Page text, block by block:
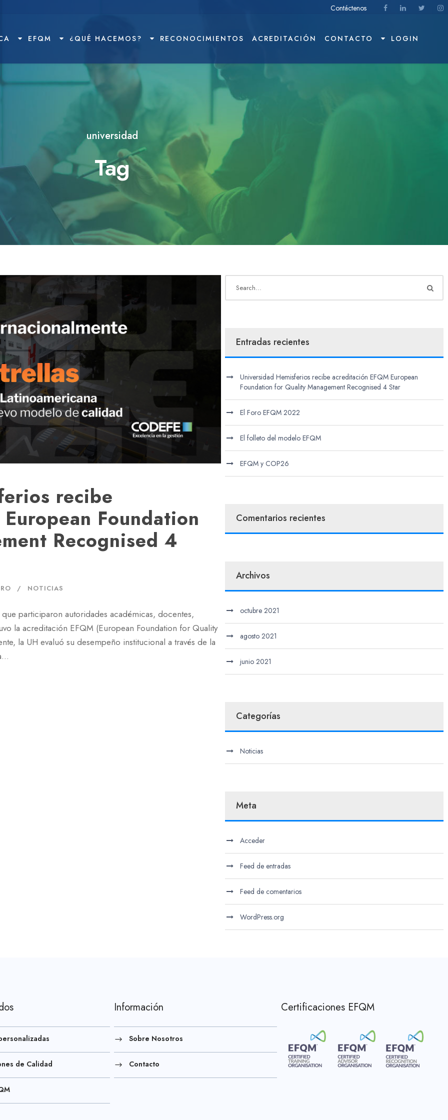
Contáctenos
EFQM ¿QUÉ HACEMOS? RECONOCIMIENTOS ACREDITACIÓN CONTACTO LOGIN
universidad
Tag
recibe
Foundation
Recognised 4
NOTICIAS
participaron autoridades académicas, docentes,
la acreditación EFQM (European Foundation for Quality
la UH evaluó su desempeño institucional a través de la
Entradas recientes
Universidad Hemisferios recibe acreditación EFQM European
Foundation for Quality Management Recognised 4 Star
El Foro EFQM 2022
El folleto del modelo EFQM
EFQM y COP26
Comentarios recientes
Archivos
octubre 2021
agosto 2021
junio 2021
Categorías
Noticias
Meta
Acceder
Feed de entradas
Feed de comentarios
WordPress.org
de Calidad
Información
Sobre Nosotros
Contacto
Certificaciones EFQM